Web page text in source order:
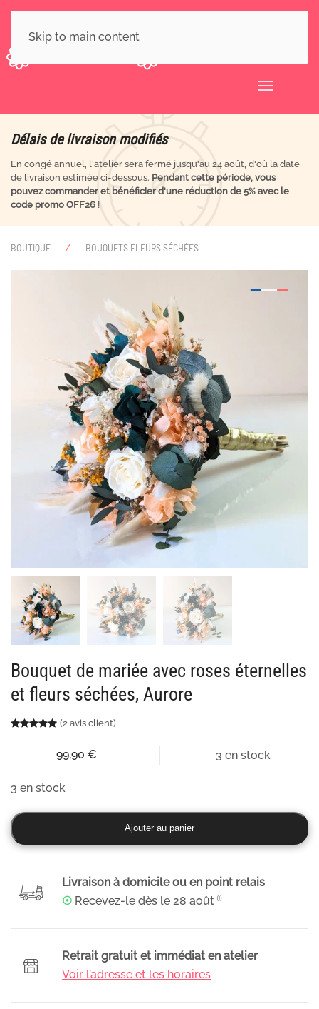
Skip to main content
Délais de livraison modifiés
En congé annuel, l'atelier sera fermé jusqu'au 24 août, d'où la date
de livraison estimée ci-dessous. Pendant cette période, vous
pouvez commander et bénéficier d'une réduction de 5% avec le
code promo OFF26 !
BOUTIQUE BOUQUETS FLEURS SÉCHÉES
Bouquet de mariée avec roses éternelles
et fleurs séchées, Aurore
Noté5.00sur 5 basé sur
2(2 avis client)
99,90 € 3 en stock
3 en stock
quantité
de
mariée
éternelles
Ajouter au panier
Livraison à domicile ou en point relais
☉ Recevez-le dès le28 août ⁽¹⁾
Retrait gratuit et immédiat en atelier
Voir l’adresse et les horaires